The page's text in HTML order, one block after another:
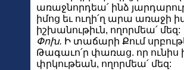
առաջնորդեա՛ ինձ
իմոց եւ ուղի՛ղ արա առաջի
իշխանութիւն, ողորմեա՛ մեզ:
Փոխ. Ի տաճարի Քում
Թագաւո՛ր փառաց. որ ունիս
փրկութեան, ողորմեա՛ մեզ: